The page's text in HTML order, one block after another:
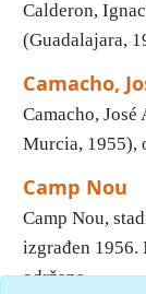
Calderon,
(Guadalajara,
Camacho,
Camacho,
Murcia, 1955),
Camp Nou
Camp Nou,
izgrađen 1956.
održana ...